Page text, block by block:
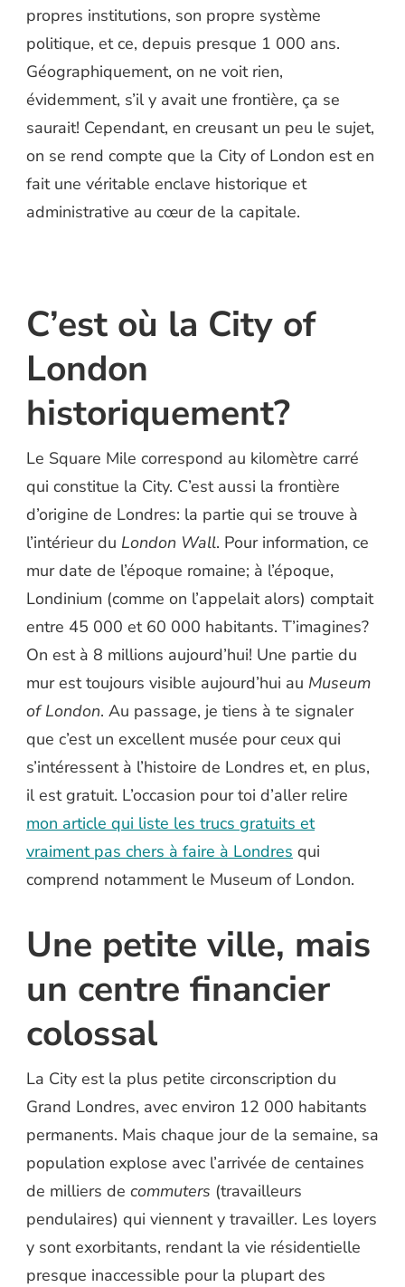
propres institutions, son propre système
politique, et ce, depuis presque 1 000 ans.
Géographiquement, on ne voit rien,
évidemment, s’il y avait une frontière, ça se
saurait! Cependant, en creusant un peu le sujet,
on se rend compte que la City of London est en
fait une véritable enclave historique et
administrative au cœur de la capitale.
C’est où la City of
London
historiquement?
Le Square Mile correspond au kilomètre carré
qui constitue la City. C’est aussi la frontière
d’origine de Londres: la partie qui se trouve à
l’intérieur du London Wall. Pour information, ce
mur date de l’époque romaine; à l’époque,
Londinium (comme on l’appelait alors) comptait
entre 45 000 et 60 000 habitants. T’imagines?
On est à 8 millions aujourd’hui! Une partie du
mur est toujours visible aujourd’hui au Museum
of London. Au passage, je tiens à te signaler
que c’est un excellent musée pour ceux qui
s’intéressent à l’histoire de Londres et, en plus,
il est gratuit. L’occasion pour toi d’aller relire
mon article qui liste les trucs gratuits et
vraiment pas chers à faire à Londres qui
comprend notamment le Museum of London.
Une petite ville, mais
un centre financier
colossal
La City est la plus petite circonscription du
Grand Londres, avec environ 12 000 habitants
permanents. Mais chaque jour de la semaine, sa
population explose avec l’arrivée de centaines
de milliers de commuters (travailleurs
pendulaires) qui viennent y travailler. Les loyers
y sont exorbitants, rendant la vie résidentielle
presque inaccessible pour la plupart des